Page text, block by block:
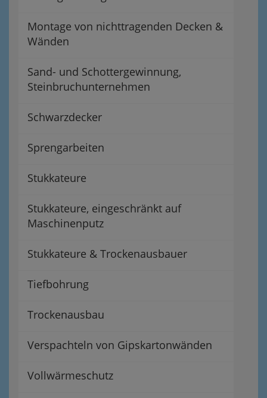
Montage von nichttragenden Decken &
Wänden
Sand- und Schottergewinnung,
Steinbruchunternehmen
Schwarzdecker
Sprengarbeiten
Stukkateure
Stukkateure, eingeschränkt auf
Maschinenputz
Stukkateure & Trockenausbauer
Tiefbohrung
Trockenausbau
Verspachteln von Gipskartonwänden
Vollwärmeschutz